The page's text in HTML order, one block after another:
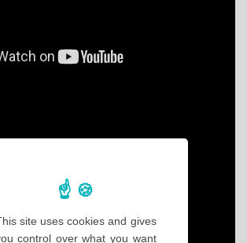
site uses cookies and gives
control over what you want